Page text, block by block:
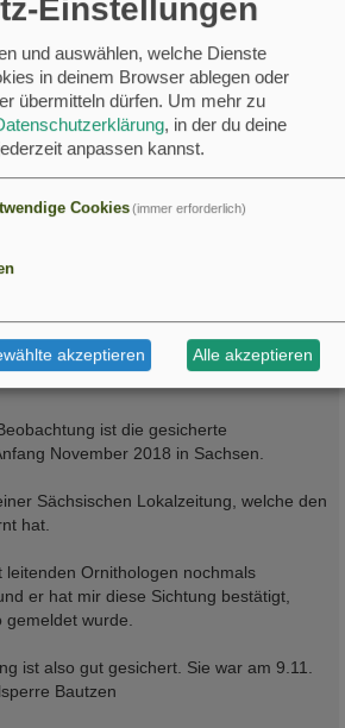
aber.
h
n
ist die gesicherte
November 2018 in Sachsen.
Sächsischen Lokalzeitung, welche den
hat.
leitenden Ornithologen nochmals
er hat mir diese Sichtung bestätigt,
wurde.
ist also gut gesichert. Sie war am 9.11.
Bautzen
Einstellungen
und auswählen, welche Dienste
in deinem Browser ablegen oder
übermitteln dürfen. Um mehr zu
, in der du deine
anpassen kannst.
Cookies(immer erforderlich)
akzeptieren Alle akzeptieren